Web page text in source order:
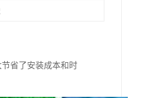
省了安装成本和时